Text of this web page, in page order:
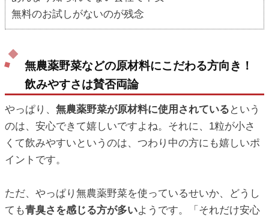
無料のお試しがないのが残念
無農薬野菜などの原材料にこだわる方向き！
飲みやすさは賛否両論
やっぱり、 無農薬野菜が原材料に使用されている という
のは、安心できて嬉しいですよね。それに、1粒が小さ
くて飲みやすいというのは、つわり中の方にも嬉しいポ
イントです。
ただ、やっぱり無農薬野菜を使っているせいか、どうし
ても青臭さを感じる方が多いようです。「それだけ安心